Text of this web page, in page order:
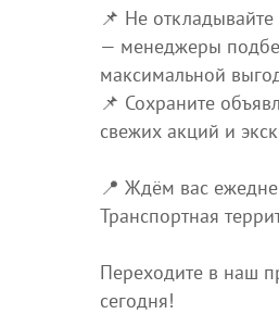
📌 Не
— менеджеры
максимальной
📌 Сохраните
свежих акций и
📍 Ждём вас
Транспортная
Переходите в наш
сегодня!